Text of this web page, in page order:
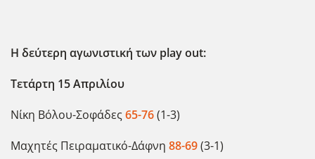
Η δεύτερη αγωνιστική των playout:
Τετάρτη 15 Απριλίου
Νίκη Βόλου-Σοφάδες65-76(1-3)
Μαχητές Πειραματικό-Δάφνη 88-69(3-1)